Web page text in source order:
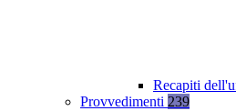
Recapiti
Provvedimenti 239